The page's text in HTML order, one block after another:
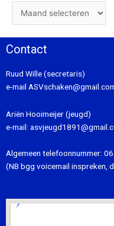
Contact
Ruud Wille (secretaris)
e-mail
Ariën Hooimeijer (jeugd)
e-mail:
Algemeen telefoonnummer:
(NB bgg voicemail inspreken,